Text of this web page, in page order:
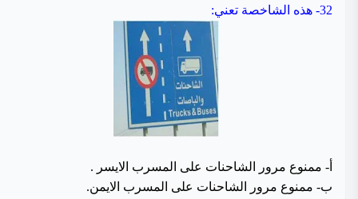
32- هذه الشاخصة تعني:
أ- ممنوع مرور الشاحنات على المسرب الايسر .
ب- ممنوع مرور الشاحنات على المسرب الايمن.